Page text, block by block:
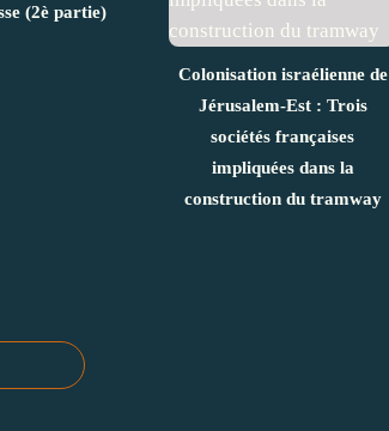
(2è partie)
Colonisation israélienne de
Jérusalem-Est : Trois
sociétés françaises
impliquées dans la
construction du tramway